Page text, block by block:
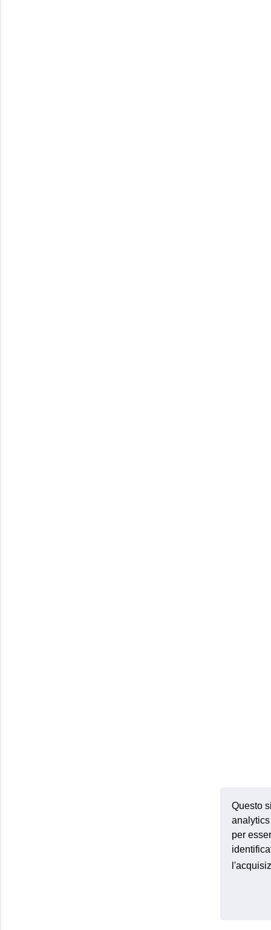
Questo
per